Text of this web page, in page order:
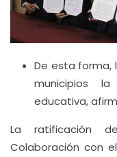
De esta forma,
municipios
educativa,
La ratificación
Colaboración con